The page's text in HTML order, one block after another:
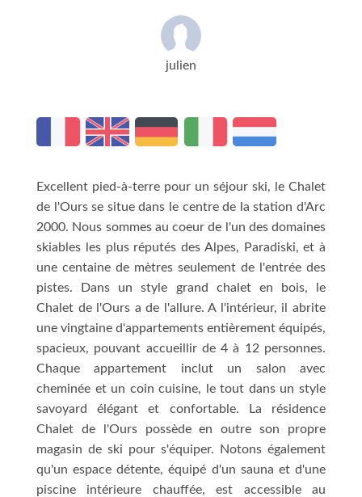
julien
Excellent pied-à-terre pour un séjour ski, le Chalet
de l'Ours se situe dans le centre de la station d'Arc
2000. Nous sommes au coeur de l'un des domaines
skiables les plus réputés des Alpes, Paradiski, et à
une centaine de mètres seulement de l'entrée des
pistes. Dans un style grand chalet en bois, le
Chalet de l'Ours a de l'allure. A l'intérieur, il abrite
une vingtaine d'appartements entièrement équipés,
spacieux, pouvant accueillir de 4 à 12 personnes.
Chaque appartement inclut un salon avec
cheminée et un coin cuisine, le tout dans un style
savoyard élégant et confortable. La résidence
Chalet de l'Ours possède en outre son propre
magasin de ski pour s'équiper. Notons également
qu'un espace détente, équipé d'un sauna et d'une
piscine intérieure chauffée, est accessible au